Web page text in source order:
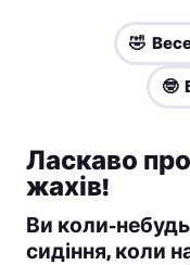
🤣
🤓
Ласкаво
жахів!
Ви коли-
сидіння, коли